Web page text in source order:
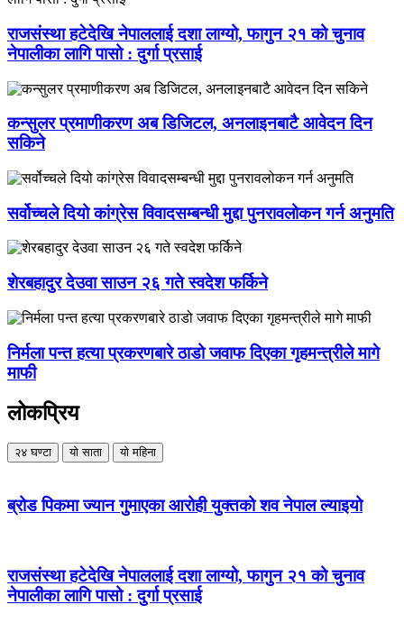
राजसंस्था हटेदेखि नेपाललाई दशा लाग्यो, फागुन २१ को चुनाव
नेपालीका लागि पासो : दुर्गा प्रसाई
कन्सुलर प्रमाणीकरण अब डिजिटल, अनलाइनबाटै आवेदन दिन
सकिने
सर्वोच्चले दियो कांग्रेस विवादसम्बन्धी मुद्दा पुनरावलोकन गर्न अनुमति
शेरबहादुर देउवा साउन २६ गते स्वदेश फर्किने
निर्मला पन्त हत्या प्रकरणबारे ठाडो जवाफ दिएका गृहमन्त्रीले मागे
माफी
लोकप्रिय
२४ घण्टा यो साता यो महिना
ब्रोड पिकमा ज्यान गुमाएका आरोही युक्तको शव नेपाल ल्याइयो
राजसंस्था हटेदेखि नेपाललाई दशा लाग्यो, फागुन २१ को चुनाव
नेपालीका लागि पासो : दुर्गा प्रसाई